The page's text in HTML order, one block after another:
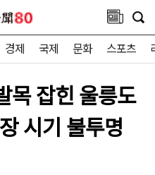
경제 국제 문화 스포츠
목 잡힌 울릉도
시기 불투명